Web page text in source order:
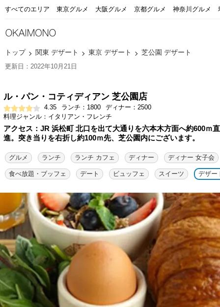
すべてのエリア 東京グルメ 大阪グルメ 京都グルメ 神奈川グルメ
トップ 関東 デザート 東京 デザート 芝公園 デザート
更新日：2022年10月21日
ル・パン・コティディアン 芝公園店
4.35 ランチ：1800
ディナー：2500
料理ジャンル：イタリアン・フレンチ
アクセス：JR 浜松町 北口を出て大通りを六本木方面へ約600ｍ直
進。突き当りを右折し約100ｍ先、芝公園内にございます。
グルメ ランチ ランチ カフェ ディナー ディナー 女子会
食べ放題・ブッフェ デート ビュッフェ スイーツ デザー